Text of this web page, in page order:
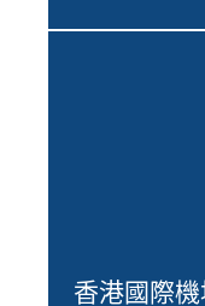
香港國際